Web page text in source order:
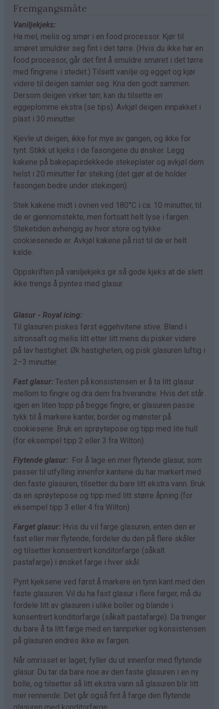
Fremgangsmåte
Vaniljekjeks:
Ha mel, melis og smør i en food processor. Kjør til
smøret smuldrer seg fint i det tørre. (Hvis du ikke har en
food processor, går det fint å smuldre smøret i det tørre
med fingrene i stedet.) Tilsett vanilje og egget og kjør
videre til deigen samler seg. Kna den godt sammen.
Dersom deigen virker tørr, kan du tilsette en
eggeplomme ekstra (se tips). Avkjøl deigen innpakket i
plast i 30 minutter.
Kjevle ut deigen, ikke for mye av gangen, og ikke for
tynt. Stikk ut kjeks i de fasongene du ønsker. Legg
kakene på bakepapirdekkede stekeplater og avkjøl dem
helst i 20 minutter før steking (det gjør at de holder
fasongen bedre under stekingen).
Stek kakene midt i ovnen ved 180°C i ca. 10 minutter, til
de er gjennomstekte, men fortsatt helt lyse i fargen.
Steketiden avhengig av hvor store og tykke
cookiesenede er. Avkjøl kakene på rist til de er helt
kalde.
Oppskriften på vaniljekjeks gir så gode kjeks at de slett
ikke trengs å pyntes med glasur.
Glasur - Royal icing:
Til glasuren piskes først eggehvitene stive. Bland i
sitronsaft og melis litt etter litt mens du pisker videre
på lav hastighet. Øk hastigheten, og pisk glasuren luftig i
2–3 minutter.
Fast glasur: Testen på konsistensen er å ta litt glasur
mellom to fingre og dra dem fra hverandre. Hvis det står
igjen en liten topp på begge fingre, er glasuren passe
tykk til å markere kanter, border og mønster på
cookiesene. Bruk en sprøytepose og tipp med lite hull
(for eksempel tipp 2 eller 3 fra Wilton).
Flytende glasur: For å lage en mer flytende glasur, som
passer til utfylling innenfor kantene du har markert med
den faste glasuren, tilsetter du bare litt ekstra vann. Bruk
da en sprøytepose og tipp med litt større åpning (for
eksempel tipp 3 eller 4 fra Wilton)
Farget glasur: Hvis du vil farge glasuren, enten den er
fast eller mer flytende, fordeler du den på flere skåler
og tilsetter konsentrert konditorfarge (såkalt
pastafarge) i ønsket farge i hver skål.
Pynt kjeksene ved først å markere en tynn kant med den
faste glasuren. Vil du ha fast glasur i flere farger, må du
fordele litt av glasuren i ulike boller og blande i
konsentrert konditorfarge (såkalt pastafarge). Da trenger
du bare å ta litt farge med en tannpirker og konsistensen
på glasuren endres ikke av fargen.
Når omrisset er laget, fyller du ut innenfor med flytende
glasur. Du tar da bare noe av den faste glasuren i en ny
bolle, og tilsetter så litt ekstra vann så glasuren blir litt
mer rennende. Det går også fint å farge den flytende